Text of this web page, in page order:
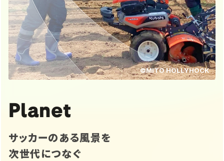
©MITO HOLLYHOCK
Planet
サッカーのある風景を
次世代につなぐ